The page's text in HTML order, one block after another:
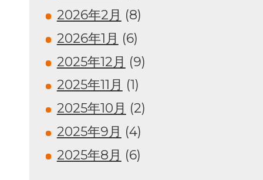
2026年2月 (8)
2026年1月 (6)
2025年12月 (9)
2025年11月 (1)
2025年10月 (2)
2025年9月 (4)
2025年8月 (6)